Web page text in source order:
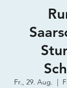
Fr., 29. Aug.